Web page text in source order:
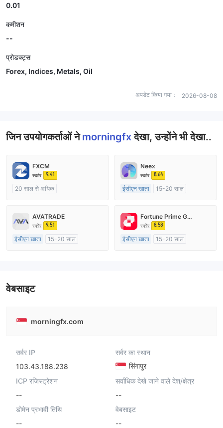
0.01
कमीशन
--
प्रोडक्ट्स
Forex, Indices, Metals, Oil
अपडेट किया गया： 2026-08-08
जिन उपयोगकर्ताओं नेmorningfxदेखा, उन्होंने भी देखा..
FXCM
स्कोर 9.41
20 साल से अधिक
मुख्य-लेबल MT4
Neex
स्कोर 8.64
ईसीएन खाता
15-20 साल
मार्केट मेकिंग (एमएम)
मुख्य-लेबल MT4
AVATRADE
स्कोर 9.51
ईसीएन खाता
15-20 साल
Fortune Prime Global
स्कोर 8.58
ईसीएन खाता
15-20 साल
वेबसाइट
morningfx.com
सर्वर IP
103.43.188.238
सर्वर का स्थान
सिंगापुर
ICP रजिस्ट्रेशन
--
सर्वाधिक देखे जाने वाले देश/क्षेत्र
--
डोमेन प्रभावी तिथि
--
वेबसाइट
--